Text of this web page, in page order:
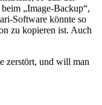
„Image-Backup“,
Software könnte so
zu kopieren ist. Auch
zerstört, und will man